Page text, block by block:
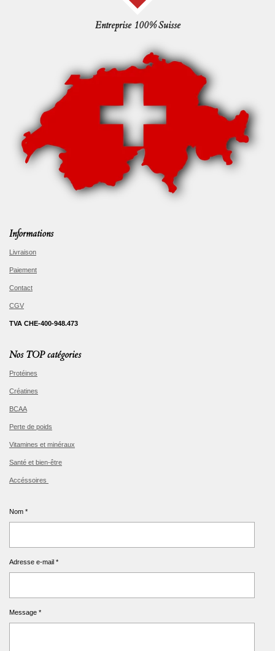
Entreprise 100% Suisse
Informations
Livraison
Paiement
Contact
CGV
TVA CHE-400-948.473
Nos TOP catégories
Protéines
Créatines
BCAA
Perte de poids
Vitamines et minéraux
Santé et bien-être
Accéssoires
Nom *
Adresse e-mail *
Message *